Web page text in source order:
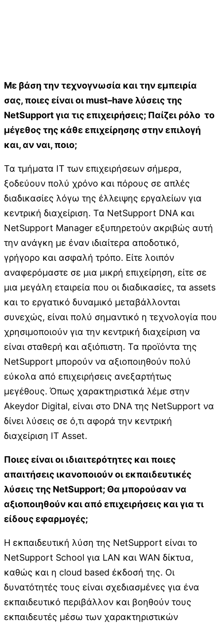
Με βάση την τεχνογνωσία και την εμπειρία
σας, ποιες είναι οι must–have λύσεις της
NetSupportγια τις επιχειρήσεις; Παίζει ρόλο το
μέγεθος της κάθε επιχείρησης στην επιλογή
και, αν ναι, ποιο;
Τα τμήματα ΙT των επιχειρήσεων σήμερα,
ξοδεύουν πολύ χρόνο και πόρους σε απλές
διαδικασίες λόγω της έλλειψης εργαλείων για
κεντρική διαχείριση. Τα ΝetSupport DNA και
NetSupport Manager εξυπηρετούν ακριβώς αυτή
την ανάγκη με έναν ιδιαίτερα αποδοτικό,
γρήγορο και ασφαλή τρόπο. Είτε λοιπόν
αναφερόμαστε σε μια μικρή επιχείρηση, είτε σε
μια μεγάλη εταιρεία που οι διαδικασίες, τα assets
και το εργατικό δυναμικό μεταβάλλονται
συνεχώς, είναι πολύ σημαντικό η τεχνολογία που
χρησιμοποιούν για την κεντρική διαχείριση να
είναι σταθερή και αξιόπιστη. Τα προϊόντα της
NetSupport μπορούν να αξιοποιηθούν πολύ
εύκολα από επιχειρήσεις ανεξαρτήτως
μεγέθους. Όπως χαρακτηριστικά λέμε στην
Akeydor Digital, είναι στο DNA της NetSupport να
δίνει λύσεις σε ό,τι αφορά την κεντρική
διαχείριση IT Asset.
Ποιες είναι οι ιδιαιτερότητες και ποιες
απαιτήσεις ικανοποιούν οι εκπαιδευτικές
λύσεις της NetSupport; Θα μπορούσαν να
αξιοποιηθούν και από επιχειρήσεις και για τι
είδους εφαρμογές;
Η εκπαιδευτική λύση της NetSupport είναι το
NetSupport School για LΑΝ και WΑΝ δίκτυα,
καθώς και η cloud based έκδοσή της. Οι
δυνατότητές τους είναι σχεδιασμένες για ένα
εκπαιδευτικό περιβάλλον και βοηθούν τους
εκπαιδευτές μέσω των χαρακτηριστικών